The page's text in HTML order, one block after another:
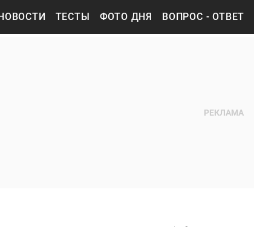
ТЕСТЫ ФОТО ДНЯ ВОПРОС - ОТВЕТ